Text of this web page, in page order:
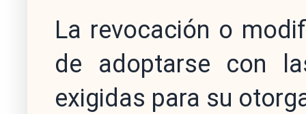
La revocación o
de adoptarse con
exigidas para su